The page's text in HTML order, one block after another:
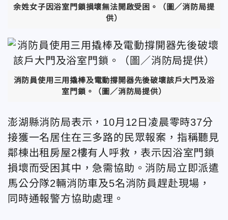
余姓女子因浴室門鎖損壞無法開啟受困。 （圖／消防局提
供）
消防員使用三用撬棒及電動撐開器先後破壞該戶大門及浴
室門鎖。
（圖／消防局提供）
澎湖縣消防局表示，10月12日凌晨零時37分
接獲一名居住在三多路的民眾報案，指稱聽見
鄰棟出租房屋2樓有人呼救，表示因浴室門鎖
損壞而受困其中，急需協助。消防局立即派遣
馬公分隊2輛消防車及5名消防員趕赴現場，
同時通報警方協助處理。